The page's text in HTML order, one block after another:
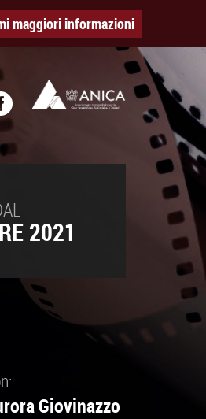
maggiori informazioni
2021
Giovinazzo